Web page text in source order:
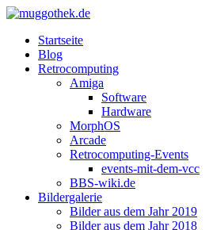
Startseite
Blog
Retrocomputing
Amiga
Software
Hardware
MorphOS
Arcade
Retrocomputing-Events
events-mit-dem-vcc
BBS-wiki.de
Bildergalerie
Bilder aus dem Jahr 2019
Bilder aus dem Jahr 2018